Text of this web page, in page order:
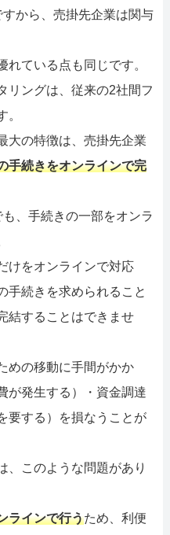
から、売掛先企業は関与
ている点も同じです。
リングは、従来の2社間フ
。
大の特徴は、売掛先企業
手続きをオンラインで完
、手続きの一部をオンラ
けをオンラインで対応
手続きを求められること
結することはできませ
めの移動に手間がかか
が発生する）・資金調達
要する）を損なうことが
、このような問題があり
ラインで行うため、利便